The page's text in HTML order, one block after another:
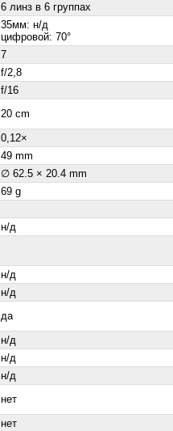
6 линз в 6 группах
35мм: н/д
цифровой: 70°
7
f/2,8
f/16
20 cm
0,12×
49 mm
∅ 62.5 × 20.4 mm
69 g
н/д
н/д
н/д
да
н/д
н/д
н/д
нет
нет